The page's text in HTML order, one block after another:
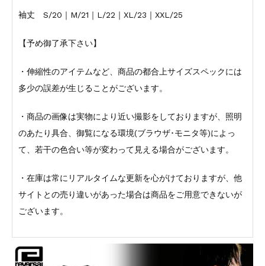
袖丈 S/20｜M/21｜L/22｜XL/23｜XXL/25
【予め御了承下さい】
・伸縮性のアイテムなど、商品の都合上サイズスペックには
多少の誤差が生じることがございます。
・商品の画像は実物により近い撮影をしておりますが、照明
のあたり具合、御覧になる環境(ブラウザ･モニタ等)によっ
て、若干の色合い等が変わって見える場合がございます。
・在庫は常にリアルタイムな更新を心がけておりますが、他
サイトとの売り違いがあった場合は商品をご用意できないが
ございます。